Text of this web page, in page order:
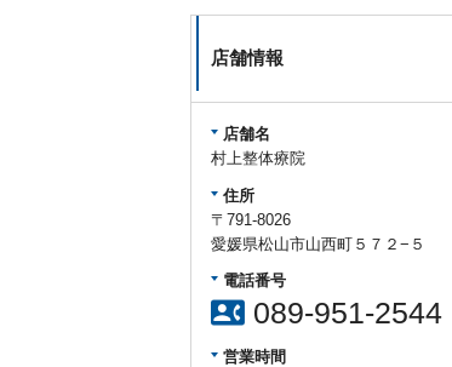
店舗情報
店舗名
村上整体療院
住所
〒791-8026
愛媛県松山市山西町５７２−５
電話番号
contact_phone 089-951-2544
営業時間